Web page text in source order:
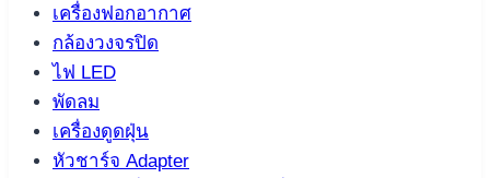
เครื่องฟอกอากาศ
กล้องวงจรปิด
ไฟ LED
พัดลม
เครื่องดูดฝุ่น
หัวชาร์จ Adapter